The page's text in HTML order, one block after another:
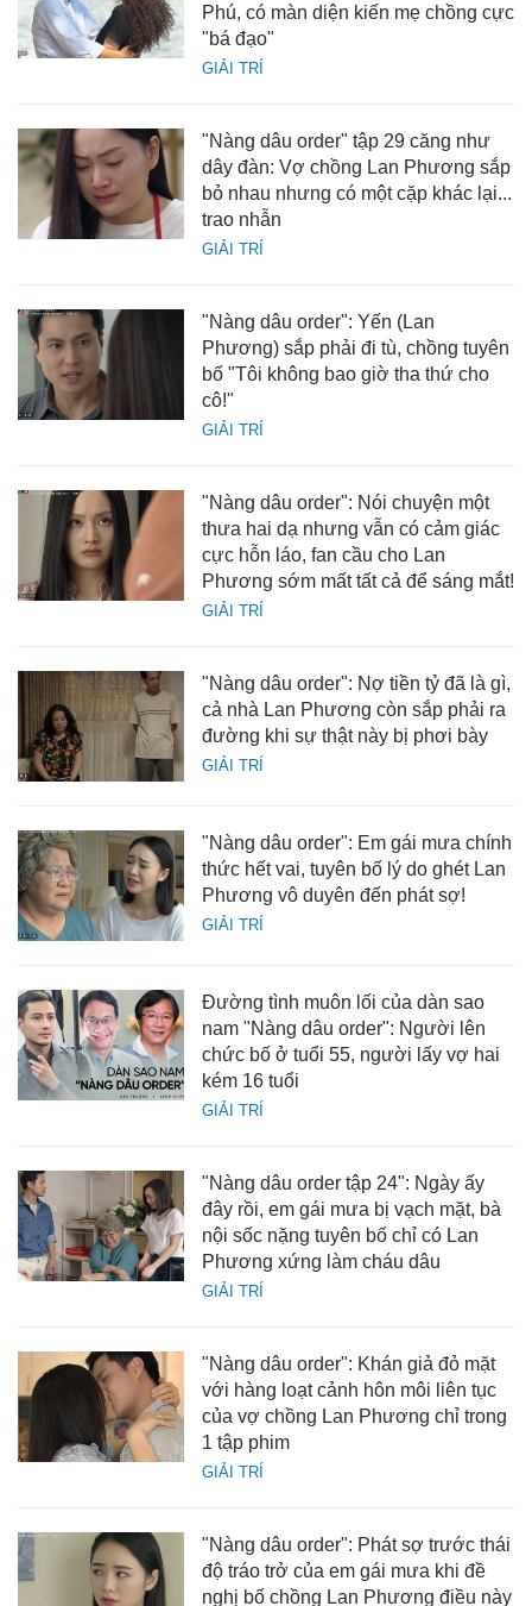
GIẢI TRÍ
Phú, có màn diện kiến mẹ chồng cực
"bá đạo"
GIẢI TRÍ
"Nàng dâu order" tập 29 căng như
dây đàn: Vợ chồng Lan Phương sắp
bỏ nhau nhưng có một cặp khác lại...
trao nhẫn
GIẢI TRÍ
"Nàng dâu order": Yến (Lan
Phương) sắp phải đi tù, chồng tuyên
bố "Tôi không bao giờ tha thứ cho
cô!"
GIẢI TRÍ
"Nàng dâu order": Nói chuyện một
thưa hai dạ nhưng vẫn có cảm giác
cực hỗn láo, fan cầu cho Lan
Phương sớm mất tất cả để sáng mắt!
GIẢI TRÍ
"Nàng dâu order": Nợ tiền tỷ đã là gì,
cả nhà Lan Phương còn sắp phải ra
đường khi sự thật này bị phơi bày
GIẢI TRÍ
"Nàng dâu order": Em gái mưa chính
thức hết vai, tuyên bố lý do ghét Lan
Phương vô duyên đến phát sợ!
GIẢI TRÍ
Đường tình muôn lối của dàn sao
nam "Nàng dâu order": Người lên
chức bố ở tuổi 55, người lấy vợ hai
kém 16 tuổi
GIẢI TRÍ
"Nàng dâu order tập 24": Ngày ấy
đây rồi, em gái mưa bị vạch mặt, bà
nội sốc nặng tuyên bố chỉ có Lan
Phương xứng làm cháu dâu
GIẢI TRÍ
"Nàng dâu order": Khán giả đỏ mặt
với hàng loạt cảnh hôn môi liên tục
của vợ chồng Lan Phương chỉ trong
1 tập phim
"Nàng dâu order": Phát sợ trước thái
độ tráo trở của em gái mưa khi đề
nghị bố chồng Lan Phương điều này